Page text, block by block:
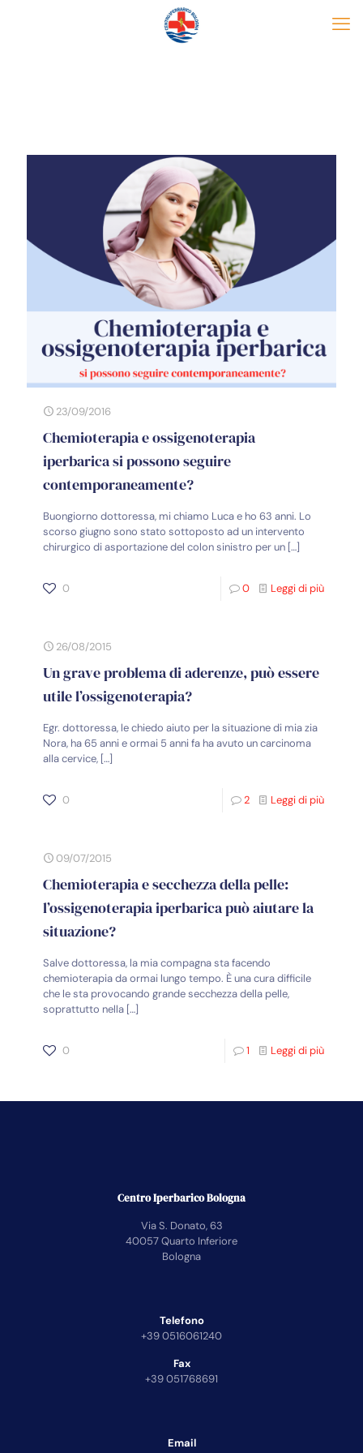
23/09/2016
Chemioterapia e ossigenoterapia
iperbarica si possono seguire
contemporaneamente?
Buongiorno dottoressa, mi chiamo Luca e ho 63 anni. Lo
scorso giugno sono stato sottoposto ad un intervento
chirurgico di asportazione del colon sinistro per un […]
0 0 Leggi di più
26/08/2015
Un grave problema di aderenze, può essere
utile l’ossigenoterapia?
Egr. dottoressa, le chiedo aiuto per la situazione di mia zia
Nora, ha 65 anni e ormai 5 anni fa ha avuto un carcinoma
alla cervice, […]
0 2 Leggi di più
09/07/2015
Chemioterapia e secchezza della pelle:
l’ossigenoterapia iperbarica può aiutare la
situazione?
Salve dottoressa, la mia compagna sta facendo
chemioterapia da ormai lungo tempo. È una cura difficile
che le sta provocando grande secchezza della pelle,
soprattutto nella […]
0 1 Leggi di più
Centro Iperbarico Bologna
Via S. Donato, 63
40057 Quarto Inferiore
Bologna
Telefono
+39 0516061240
Fax
+39 051768691
Email